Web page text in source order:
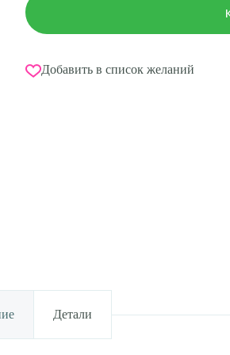
Добавить в список желаний
Детали